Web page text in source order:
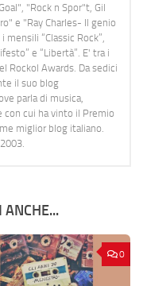
"Rock n Spor"t, Gil
e "Ray Charles- Il genio
“Classic Rock”,
e “Libertà”. E' tra i
Rockol Awards. Da sedici
il suo blog
parla di musica,
con cui ha vinto il Premio
miglior blog italiano.
ANCHE...
0